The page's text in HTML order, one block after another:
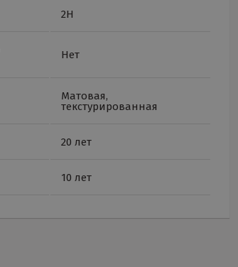
2H
Нет
Матовая,
текстурированная
20 лет
10 лет